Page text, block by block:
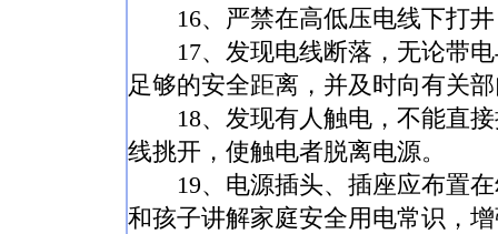
16、严禁在高低压电线下打
17、发现电线断落，无论带电
足够的安全距离，并及时向有关
18、发现有人触电，不能直接
线挑开，使触电者脱离电源。
19、电源插头、插座应布置在
和孩子讲解家庭安全用电常识，